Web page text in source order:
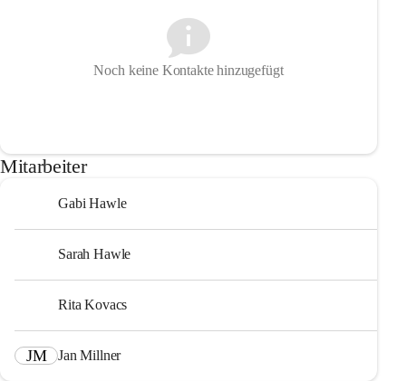
Noch keine Kontakte hinzugefügt
Mitarbeiter
Gabi Hawle
Sarah Hawle
Rita Kovacs
JM Jan Millner